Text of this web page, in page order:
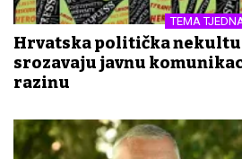
TEMA
Hrvatska politička
srozavaju javnu
razinu